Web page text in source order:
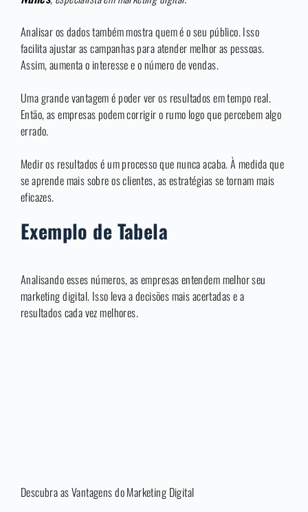
Analisar os dados também mostra quem é o seu público. Isso
facilita ajustar as campanhas para atender melhor as pessoas.
Assim, aumenta o interesse e o número de vendas.
Uma grande vantagem é poder ver os resultados em tempo real.
Então, as empresas podem corrigir o rumo logo que percebem algo
errado.
Medir os resultados é um processo que nunca acaba. À medida que
se aprende mais sobre os clientes, as estratégias se tornam mais
eficazes.
Exemplo de Tabela
Analisando esses números, as empresas entendem melhor seu
marketing digital. Isso leva a decisões mais acertadas e a
resultados cada vez melhores.
Descubra as Vantagens do Marketing Digital